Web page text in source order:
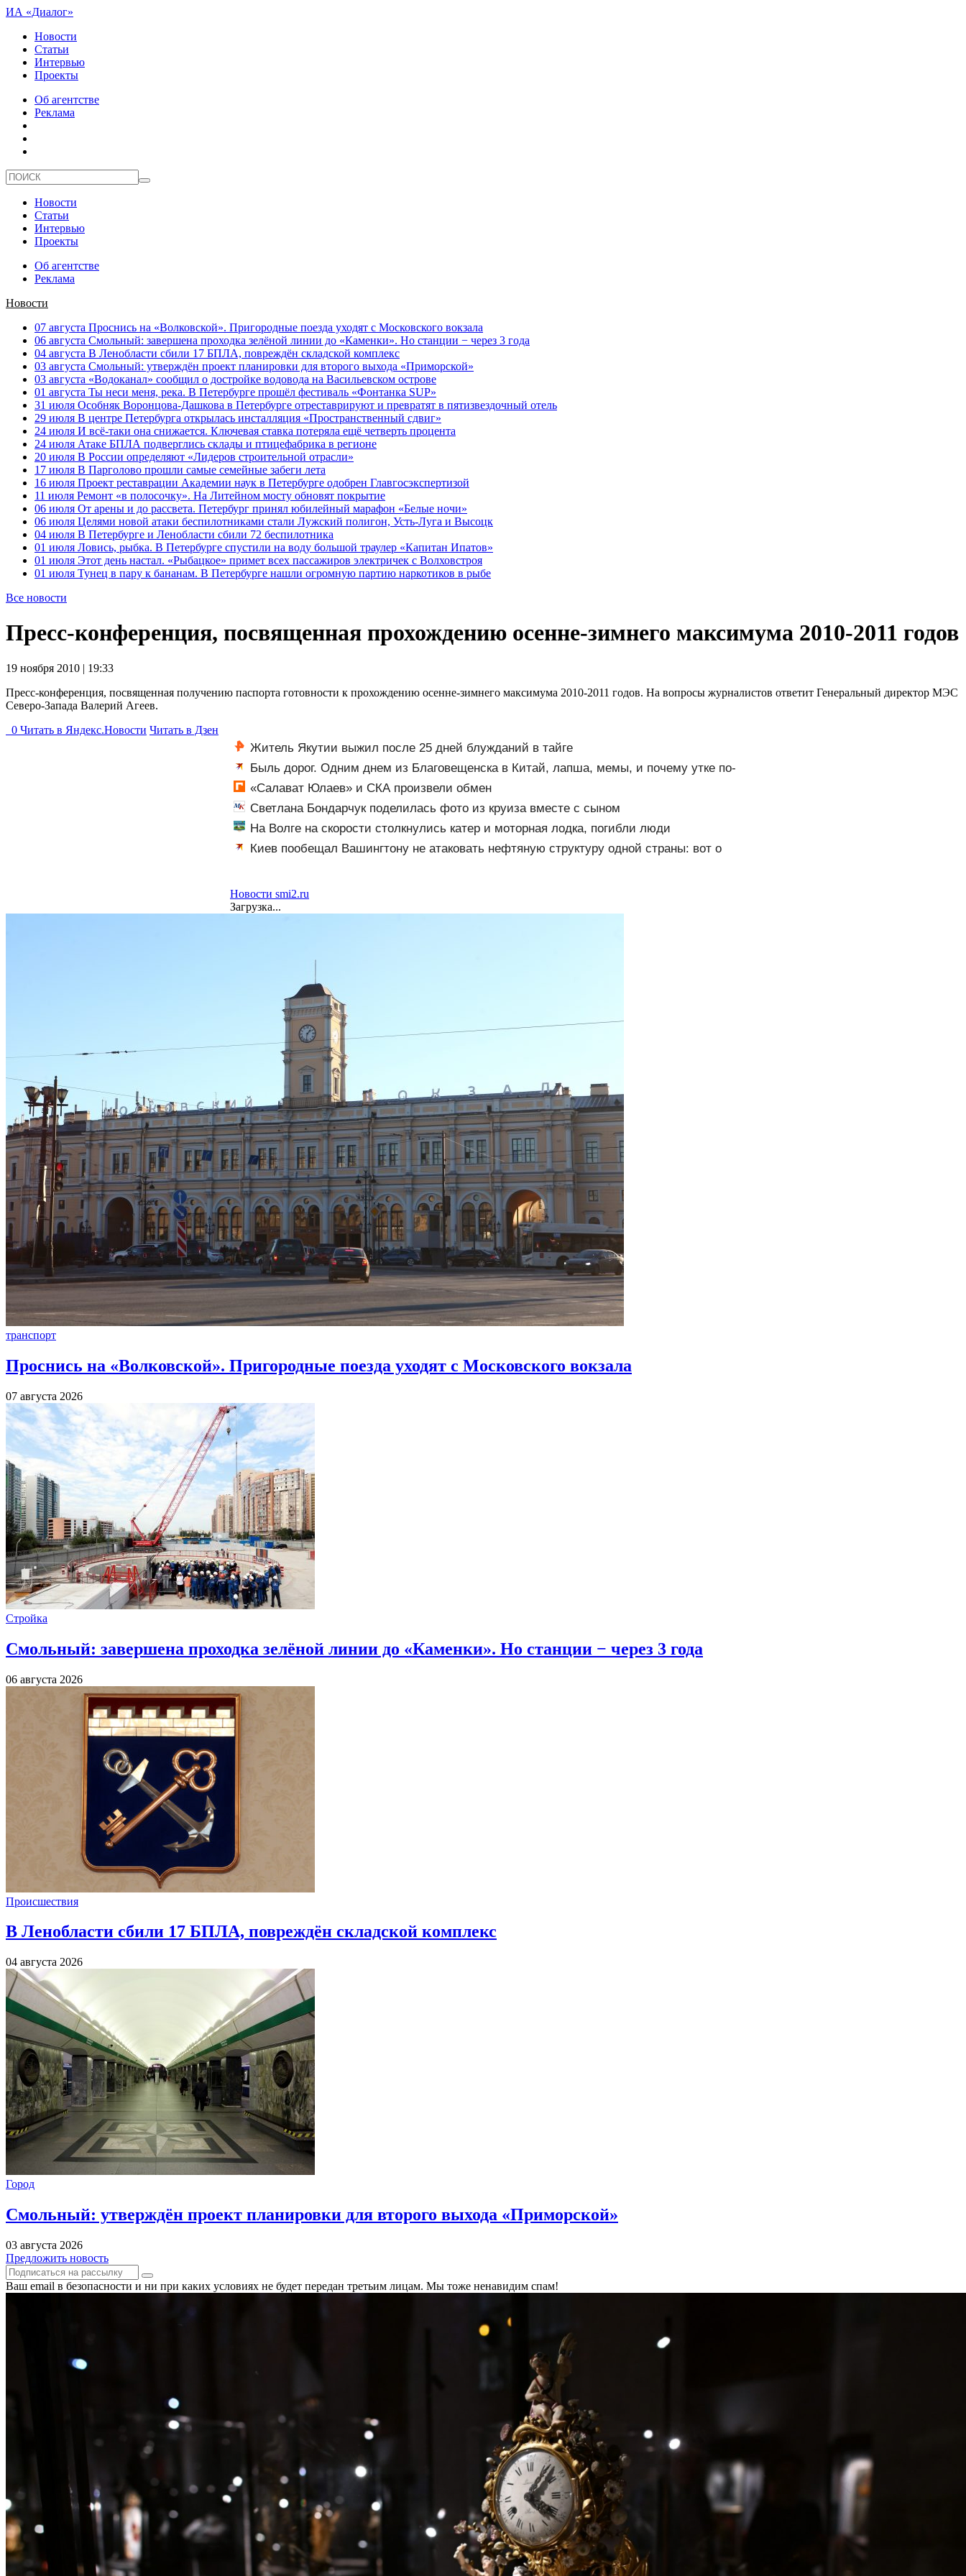
ИА «Диалог»
Новости
Статьи
Интервью
Проекты
Об агентстве
Реклама
Новости
Статьи
Интервью
Проекты
Об агентстве
Реклама
Новости
07 августа Проснись на «Волковской». Пригородные поезда уходят с Московского вокзала
06 августа Смольный: завершена проходка зелёной линии до «Каменки». Но станции − через 3 года
04 августа В Ленобласти сбили 17 БПЛА, повреждён складской комплекс
03 августа Смольный: утверждён проект планировки для второго выхода «Приморской»
03 августа «Водоканал» сообщил о достройке водовода на Васильевском острове
01 августа Ты неси меня, река. В Петербурге прошёл фестиваль «Фонтанка SUP»
31 июля Особняк Воронцова-Дашкова в Петербурге отреставрируют и превратят в пятизвездочный отель
29 июля В центре Петербурга открылась инсталляция «Пространственный сдвиг»
24 июля И всё-таки она снижается. Ключевая ставка потеряла ещё четверть процента
24 июля Атаке БПЛА подверглись склады и птицефабрика в регионе
20 июля В России определяют «Лидеров строительной отрасли»
17 июля В Парголово прошли самые семейные забеги лета
16 июля Проект реставрации Академии наук в Петербурге одобрен Главгосэкспертизой
11 июля Ремонт «в полосочку». На Литейном мосту обновят покрытие
06 июля От арены и до рассвета. Петербург принял юбилейный марафон «Белые ночи»
06 июля Целями новой атаки беспилотниками стали Лужский полигон, Усть-Луга и Высоцк
04 июля В Петербурге и Ленобласти сбили 72 беспилотника
01 июля Ловись, рыбка. В Петербурге спустили на воду большой траулер «Капитан Ипатов»
01 июля Этот день настал. «Рыбацкое» примет всех пассажиров электричек с Волховстроя
01 июля Тунец в пару к бананам. В Петербурге нашли огромную партию наркотиков в рыбе
Все новости
Пресс-конференция, посвященная прохождению осенне-зимнего максимума 2010-2011 годов
19 ноября 2010 | 19:33
Пресс-конференция, посвященная получению паспорта готовности к прохождению осенне-зимнего максимума 2010-2011 годов. На вопросы журналистов ответит Генеральный директор МЭС
Северо-Запада Валерий Агеев.
0 Читать в Яндекс.Новости Читать в Дзен
Житель Якутии выжил после 25 дней блужданий в тайге
Быль дорог. Одним днем из Благовещенска в Китай, лапша, мемы, и почему утке по-
пекински запретили переходить границу
«Салават Юлаев» и СКА произвели обмен
Светлана Бондарчук поделилась фото из круиза вместе с сыном
На Волге на скорости столкнулись катер и моторная лодка, погибли люди
Киев пообещал Вашингтону не атаковать нефтяную структуру одной страны: вот о
Новости smi2.ru
Загрузка...
транспорт
Проснись на «Волковской». Пригородные поезда уходят с Московского вокзала
07 августа 2026
Стройка
Смольный: завершена проходка зелёной линии до «Каменки». Но станции − через 3 года
06 августа 2026
Происшествия
В Ленобласти сбили 17 БПЛА, повреждён складской комплекс
04 августа 2026
Город
Смольный: утверждён проект планировки для второго выхода «Приморской»
03 августа 2026
Предложить новость
Ваш email в безопасности и ни при каких условиях не будет передан третьим лицам. Мы тоже ненавидим спам!